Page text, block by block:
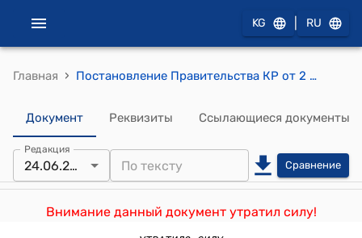
KG RU
Главная › Постановление Правительства КР от 2 сентября 2005 года N 404 "О предложениях к конституционному Закону Кыргызской Республики "О Правительстве Кыргызской Республики"
Документ Реквизиты Ссылающиеся документы
Редакция
24.06.2022 Сравнение
Внимание данный документ утратил силу!